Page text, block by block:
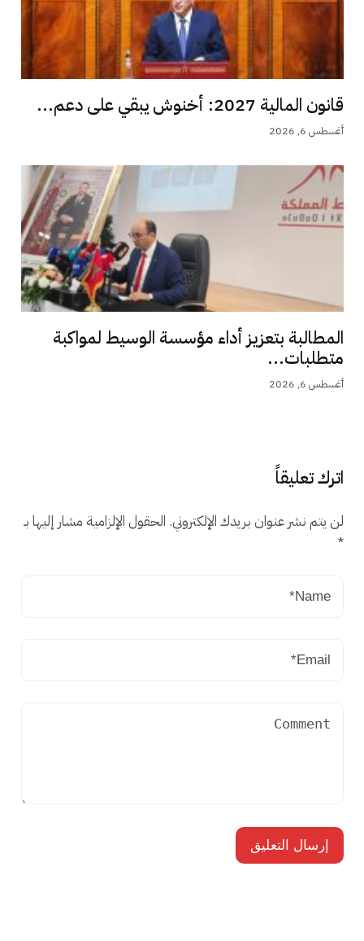
قانون المالية 2027: أخنوش يبقي على دعم...
أغسطس 6, 2026
المطالبة بتعزيز أداء مؤسسة الوسيط لمواكبة
متطلبات...
أغسطس 6, 2026
اترك تعليقاً
لن يتم نشر عنوان بريدك الإلكتروني. الحقول الإلزامية مشار إليها بـ
*